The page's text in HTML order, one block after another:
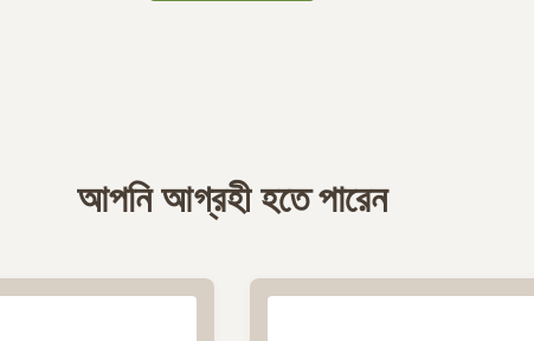
আপনি আগ্রহী হতে পারেন